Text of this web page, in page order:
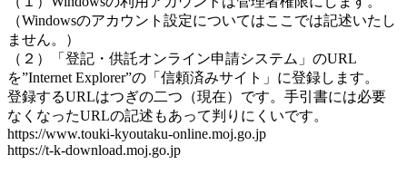
（Windowsのアカウント設定についてはここでは記述いたし
ません。）
（２）「登記・供託オンライン申請システム」のURL
を”Internet Explorer”の「信頼済みサイト」に登録します。
登録するURLはつぎの二つ（現在）です。手引書には必要
なくなったURLの記述もあって判りにくいです。
https://www.touki-kyoutaku-online.moj.go.jp
https://t-k-download.moj.go.jp